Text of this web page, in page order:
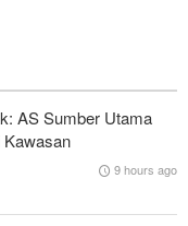
Lonjakan
Jika AS Perbaiki
AS Sumber Utama
Kawasan
9 hours ago